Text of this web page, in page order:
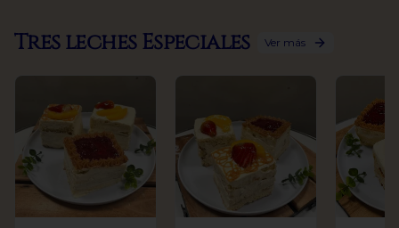
Tres leches Especiales Ver más